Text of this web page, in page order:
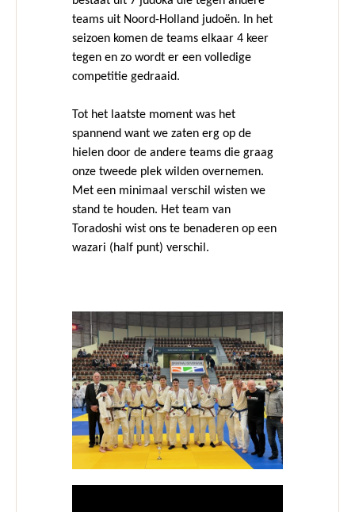
teams uit Noord-Holland judoën. In het
seizoen komen de teams elkaar 4 keer
tegen en zo wordt er een volledige
competitie gedraaid.
Tot het laatste moment was het
spannend want we zaten erg op de
hielen door de andere teams die graag
onze tweede plek wilden overnemen.
Met een minimaal verschil wisten we
stand te houden. Het team van
Toradoshi wist ons te benaderen op een
wazari (half punt) verschil.